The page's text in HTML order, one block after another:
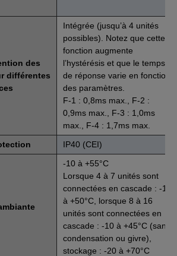
des
différentes
Intégrée (jusqu’à 4 unités
possibles). Notez que cette
fonction augmente
l’hystérésis et que le temps
de réponse varie en fonction
des paramètres.
F-1 : 0,8ms max., F-2 :
0,9ms max., F-3 : 1,0ms
max., F-4 : 1,7ms max.
IP40 (CEI)
-10 à +55°C
Lorsque 4 à 7 unités sont
connectées en cascade : -10
à +50°C, lorsque 8 à 16
unités sont connectées en
cascade : -10 à +45°C (sans
condensation ou givre),
stockage : -20 à +70°C